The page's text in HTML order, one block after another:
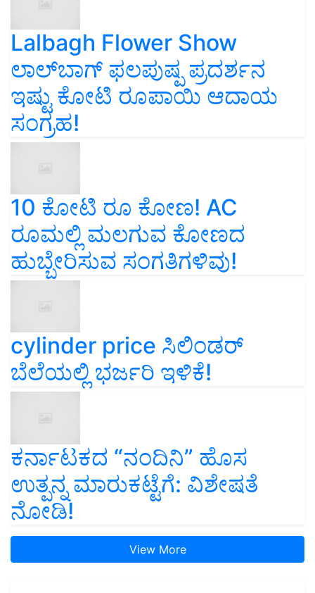
Lalbagh Flower Show
ಲಾಲ್‌ಬಾಗ್ ಫಲಪುಷ್ಪ ಪ್ರದರ್ಶನ
ಇಷ್ಟು ಕೋಟಿ ರೂಪಾಯಿ ಆದಾಯ
ಸಂಗ್ರಹ!
10 ಕೋಟಿ ರೂ ಕೋಣ! AC
ರೂಮಲ್ಲಿ ಮಲಗುವ ಕೋಣದ
ಹುಬ್ಬೇರಿಸುವ ಸಂಗತಿಗಳಿವು!
cylinder price ಸಿಲಿಂಡರ್‌
ಬೆಲೆಯಲ್ಲಿ ಭರ್ಜರಿ ಇಳಿಕೆ!
ಕರ್ನಾಟಕದ “ನಂದಿನಿ” ಹೊಸ
ಉತ್ಪನ್ನ ಮಾರುಕಟ್ಟೆಗೆ: ವಿಶೇಷತೆ
ನೋಡಿ!
View More